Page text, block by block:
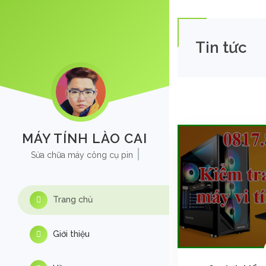
MÁY TÍNH LÀO CAI
Sửa chữa máy công cụ pin
Trang chủ
Giới thiệu
Tin tức